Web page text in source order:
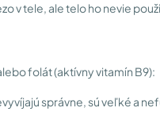
v tele, ale telo ho nevie
folát (aktívny vitamín B9):
správne, sú veľké a